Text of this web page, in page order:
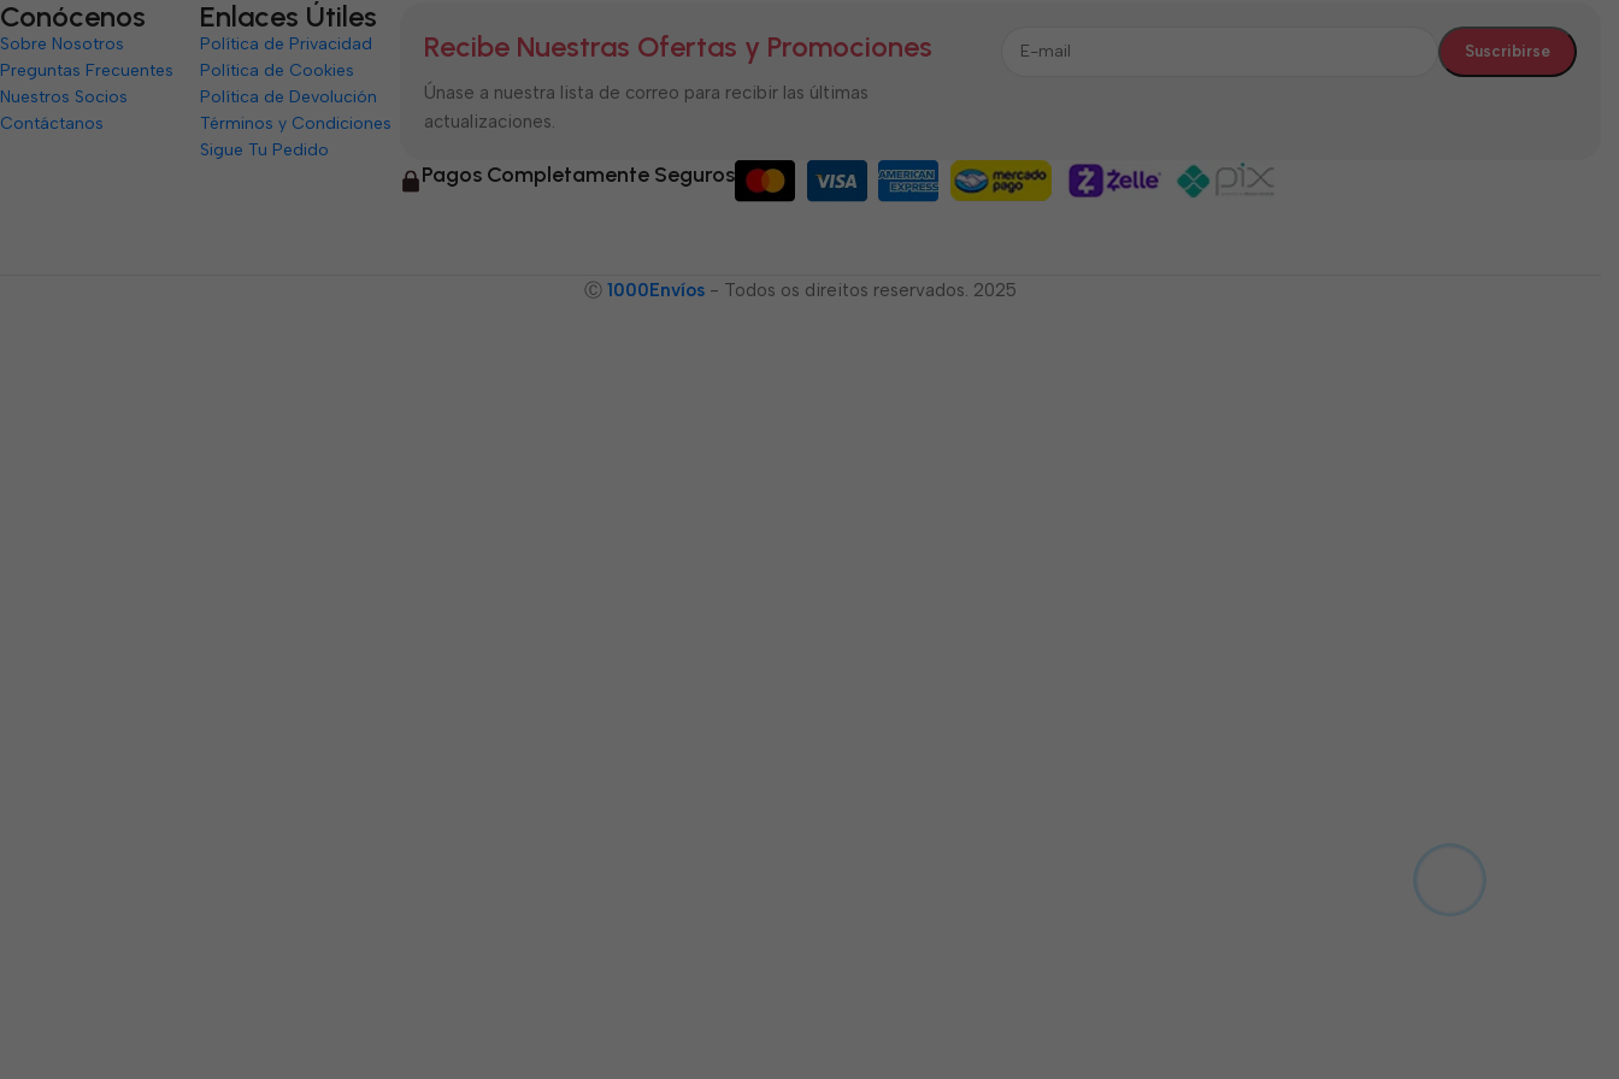
Conócenos
Sobre Nosotros
Preguntas Frecuentes
Nuestros Socios
Contáctanos
Enlaces Útiles
Política de Privacidad
Política de Cookies
Política de Devolución
Términos y Condiciones
Sigue Tu Pedido
Recibe Nuestras Ofertas y Promociones
Únase a nuestra lista de correo para recibir las últimas
actualizaciones.
Pagos Completamente Seguros
Ⓒ 1000Envíos - Todos os direitos reservados. 2025